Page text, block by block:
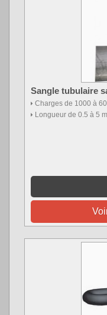
Sangle tubulaire
Charges de 1000 à
Longueur de 0.5 à 5 m